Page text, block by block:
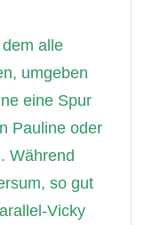
alle
umgeben
eine Spur
Pauline oder
Während
so gut
Vicky